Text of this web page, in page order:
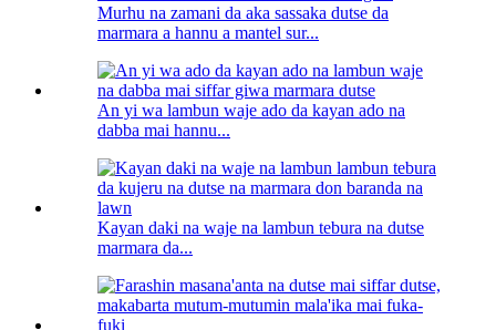
Murhu na zamani da aka sassaka dutse da
marmara a hannu a mantel sur...
An yi wa lambun waje ado da kayan ado na
dabba mai hannu...
Kayan daki na waje na lambun tebura na dutse
marmara da...